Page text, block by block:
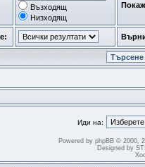
Възходящ
Низходящ
Иди на:
Powered by phpBB© 2000,
Designed by